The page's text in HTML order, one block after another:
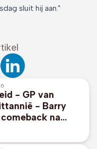
sluit hij aan."
- GP van
- Barry
na